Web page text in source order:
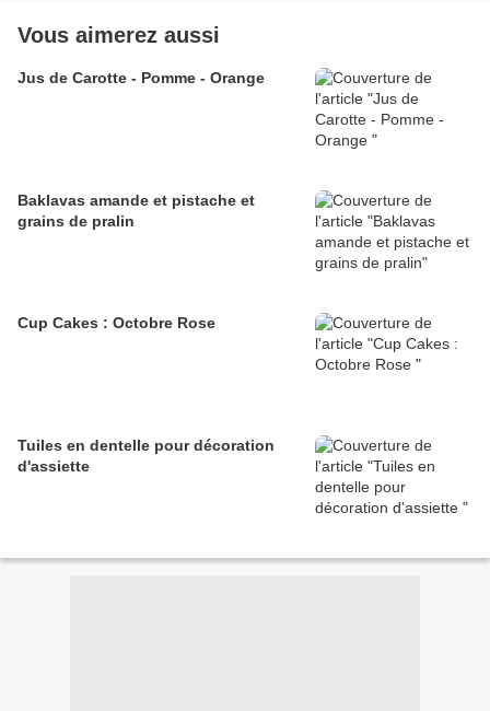
Vous aimerez aussi
Jus de Carotte - Pomme - Orange
Baklavas amande et pistache et
grains de pralin
Cup Cakes : Octobre Rose
Tuiles en dentelle pour décoration
d'assiette